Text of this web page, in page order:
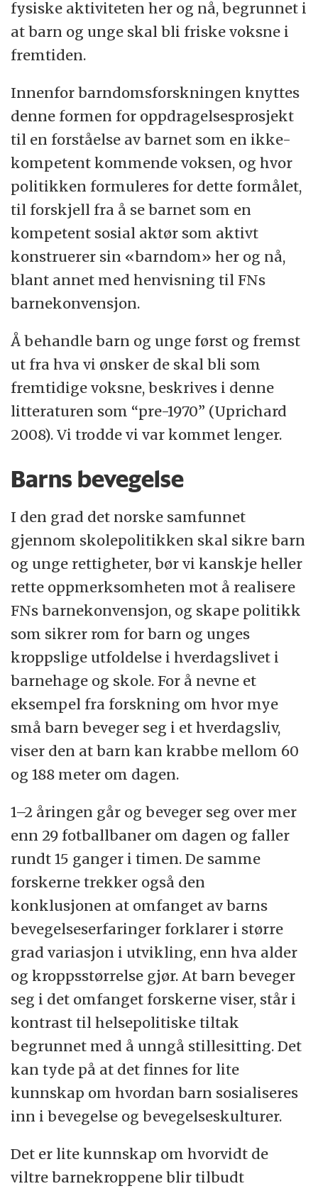
fysiske aktiviteten her og nå, begrunnet i
at barn og unge skal bli friske voksne i
fremtiden.
Innenfor barndomsforskningen knyttes
denne formen for oppdragelsesprosjekt
til en forståelse av barnet som en ikke-
kompetent kommende voksen, og hvor
politikken formuleres for dette formålet,
til forskjell fra å se barnet som en
kompetent sosial aktør som aktivt
konstruerer sin «barndom» her og nå,
blant annet med henvisning til FNs
barnekonvensjon.
Å behandle barn og unge først og fremst
ut fra hva vi ønsker de skal bli som
fremtidige voksne, beskrives i denne
litteraturen som “pre-1970” (Uprichard
2008). Vi trodde vi var kommet lenger.
Barns bevegelse
I den grad det norske samfunnet
gjennom skolepolitikken skal sikre barn
og unge rettigheter, bør vi kanskje heller
rette oppmerksomheten mot å realisere
FNs barnekonvensjon, og skape politikk
som sikrer rom for barn og unges
kroppslige utfoldelse i hverdagslivet i
barnehage og skole. For å nevne et
eksempel fra forskning om hvor mye
små barn beveger seg i et hverdagsliv,
viser den at barn kan krabbe mellom 60
og 188 meter om dagen.
1–2 åringen går og beveger seg over mer
enn 29 fotballbaner om dagen og faller
rundt 15 ganger i timen. De samme
forskerne trekker også den
konklusjonen at omfanget av barns
bevegelseserfaringer forklarer i større
grad variasjon i utvikling, enn hva alder
og kroppsstørrelse gjør. At barn beveger
seg i det omfanget forskerne viser, står i
kontrast til helsepolitiske tiltak
begrunnet med å unngå stillesitting. Det
kan tyde på at det finnes for lite
kunnskap om hvordan barn sosialiseres
inn i bevegelse og bevegelseskulturer.
Det er lite kunnskap om hvorvidt de
viltre barnekroppene blir tilbudt